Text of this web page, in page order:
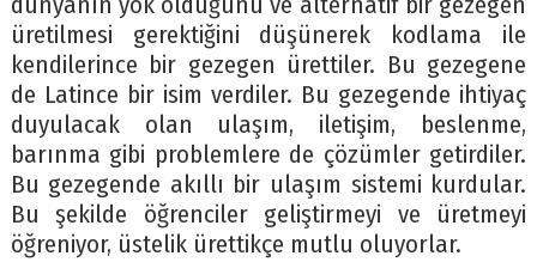
üretilmesi gerektiğini düşünerek kodlama ile
kendilerince bir gezegen ürettiler. Bu gezegene
de Latince bir isim verdiler. Bu gezegende ihtiyaç
duyulacak olan ulaşım, iletişim, beslenme,
barınma gibi problemlere de çözümler getirdiler.
Bu gezegende akıllı bir ulaşım sistemi kurdular.
Bu şekilde öğrenciler geliştirmeyi ve üretmeyi
öğreniyor, üstelik ürettikçe mutlu oluyorlar.